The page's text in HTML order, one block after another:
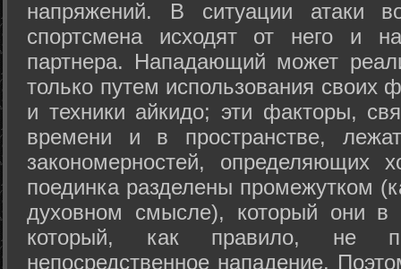
напряжений. В ситуации атаки
спортсмена исходят от него и
партнера. Нападающий может
только путем использования своих
и техники айкидо; эти факторы,
времени и в пространстве,
закономерностей, определяющих
поединка разделены промежутком
духовном смысле), который они в
который, как правило, не
непосредственное нападение.